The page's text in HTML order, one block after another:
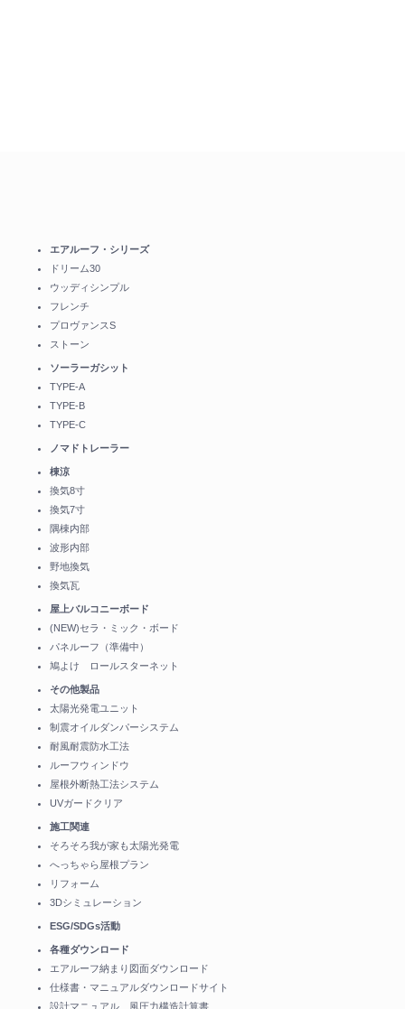
エアルーフ・シリーズ
ドリーム30
ウッディシンプル
フレンチ
プロヴァンスS
ストーン
ソーラーガシット
TYPE-A
TYPE-B
TYPE-C
ノマドトレーラー
棟涼
換気8寸
換気7寸
隅棟内部
波形内部
野地換気
換気瓦
屋上バルコニーボード
(NEW)セラ・ミック・ボード
パネルーフ（準備中）
鳩よけ ロールスターネット
その他製品
太陽光発電ユニット
制震オイルダンパーシステム
耐風耐震防水工法
ルーフウィンドウ
屋根外断熱工法システム
UVガードクリア
施工関連
そろそろ我が家も太陽光発電
へっちゃら屋根プラン
リフォーム
3Dシミュレーション
ESG/SDGs活動
各種ダウンロード
エアルーフ納まり図面ダウンロード
仕様書・マニュアルダウンロードサイト
設計マニュアル 風圧力構造計算書